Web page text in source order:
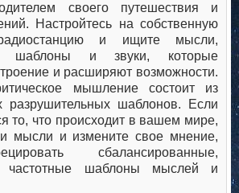
своего путешествия и
Настройтесь на собственную
и ищите мысли,
шаблоны и звуки, которые
и расширяют возможности.
мышление состоит из
разрушительных шаблонов. Если
то, что происходит в вашем мире,
мысли и измените свое мнение,
сбалансированные,
частотные шаблоны мыслей и